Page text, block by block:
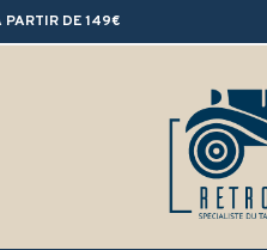
PARTIR DE 149€